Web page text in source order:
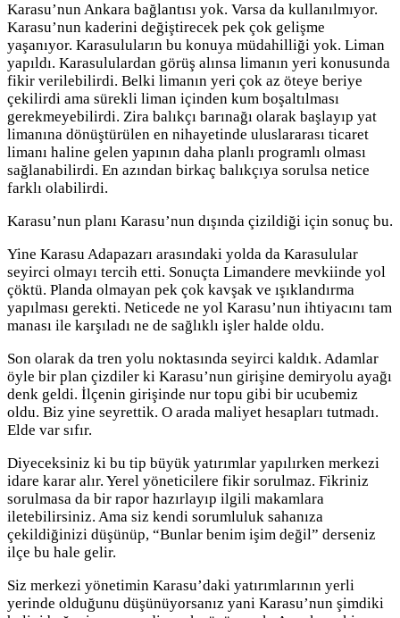
Karasu’nun Ankara bağlantısı yok. Varsa da kullanılmıyor.
Karasu’nun kaderini değiştirecek pek çok gelişme
yaşanıyor. Karasuluların bu konuya müdahilliği yok. Liman
yapıldı. Karasululardan görüş alınsa limanın yeri konusunda
fikir verilebilirdi. Belki limanın yeri çok az öteye beriye
çekilirdi ama sürekli liman içinden kum boşaltılması
gerekmeyebilirdi. Zira balıkçı barınağı olarak başlayıp yat
limanına dönüştürülen en nihayetinde uluslararası ticaret
limanı haline gelen yapının daha planlı programlı olması
sağlanabilirdi. En azından birkaç balıkçıya sorulsa netice
farklı olabilirdi.
Karasu’nun planı Karasu’nun dışında çizildiği için sonuç bu.
Yine Karasu Adapazarı arasındaki yolda da Karasulular
seyirci olmayı tercih etti. Sonuçta Limandere mevkiinde yol
çöktü. Planda olmayan pek çok kavşak ve ışıklandırma
yapılması gerekti. Neticede ne yol Karasu’nun ihtiyacını tam
manası ile karşıladı ne de sağlıklı işler halde oldu.
Son olarak da tren yolu noktasında seyirci kaldık. Adamlar
öyle bir plan çizdiler ki Karasu’nun girişine demiryolu ayağı
denk geldi. İlçenin girişinde nur topu gibi bir ucubemiz
oldu. Biz yine seyrettik. O arada maliyet hesapları tutmadı.
Elde var sıfır.
Diyeceksiniz ki bu tip büyük yatırımlar yapılırken merkezi
idare karar alır. Yerel yöneticilere fikir sorulmaz. Fikriniz
sorulmasa da bir rapor hazırlayıp ilgili makamlara
iletebilirsiniz. Ama siz kendi sorumluluk sahanıza
çekildiğinizi düşünüp, “Bunlar benim işim değil” derseniz
ilçe bu hale gelir.
Siz merkezi yönetimin Karasu’daki yatırımlarının yerli
yerinde olduğunu düşünüyorsanız yani Karasu’nun şimdiki